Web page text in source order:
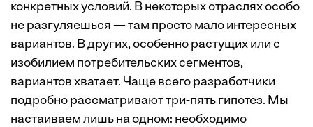
конкретных условий. В некоторых отраслях особо
не разгуляешься — там просто мало интересных
вариантов. В других, особенно растущих или с
изобилием потребительских сегментов,
вариантов хватает. Чаще всего разработчики
подробно рассматривают три-пять гипотез. Мы
настаиваем лишь на одном: необходимо